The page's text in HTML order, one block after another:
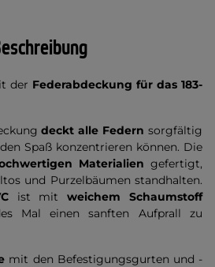
der Federabdeckung für das 183-
deckt alle Federn sorgfältig
Spaß konzentrieren können. Die
Materialien gefertigt,
und Purzelbäumen standhalten.
ist mitweichem Schaumstoff
Mal einen sanften Aufprall zu
mit den Befestigungsgurten und -